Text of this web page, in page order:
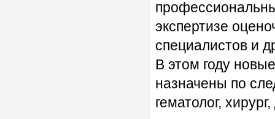
экспертизе
специалистов и
В этом году
назначены по
гематолог,